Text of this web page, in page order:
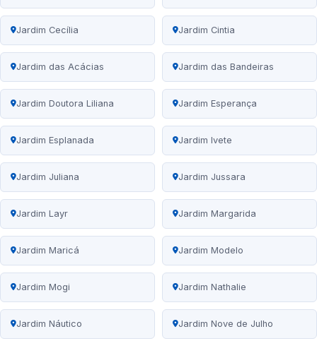
Jardim Cecília Jardim Cintia
Jardim das Acácias Jardim das Bandeiras
Jardim Doutora Liliana Jardim Esperança
Jardim Esplanada Jardim Ivete
Jardim Juliana Jardim Jussara
Jardim Layr Jardim Margarida
Jardim Maricá Jardim Modelo
Jardim Mogi Jardim Nathalie
Jardim Náutico Jardim Nove de Julho